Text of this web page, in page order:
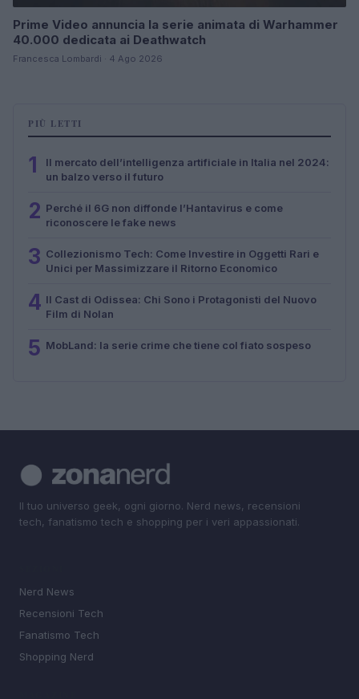
Prime Video annuncia la serie animata di Warhammer
40.000 dedicata ai Deathwatch
Francesca Lombardi · 4 Ago 2026
PIÙ LETTI
1
Il mercato dell’intelligenza artificiale in Italia nel 2024:
un balzo verso il futuro
2 Perché il 6G non diffonde l’Hantavirus e come
riconoscere le fake news
3 Collezionismo Tech: Come Investire in Oggetti Rari e
Unici per Massimizzare il Ritorno Economico
4 Il Cast di Odissea: Chi Sono i Protagonisti del Nuovo
Film di Nolan
5 MobLand: la serie crime che tiene col fiato sospeso
Il tuo universo geek, ogni giorno. Nerd news, recensioni
tech, fanatismo tech e shopping per i veri appassionati.
Nerd News
Recensioni Tech
Fanatismo Tech
Shopping Nerd